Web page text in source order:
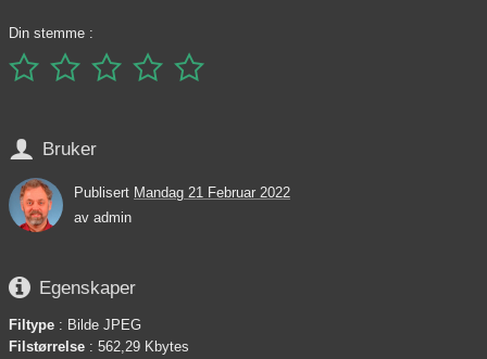
Din stemme :
    
 Bruker
Publisert Mandag 21 Februar 2022
av admin
 Egenskaper
Filtype : Bilde JPEG
Filstørrelse : 562,29 Kbytes